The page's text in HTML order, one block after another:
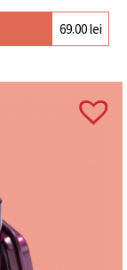
Belberry
sau elevi.
produs?
anului
vizite.
69.00lei